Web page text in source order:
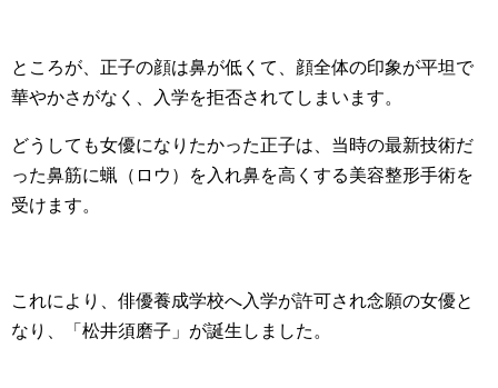
ところが、正子の顔は鼻が低くて、顔全体の印象が平坦で
華やかさがなく、入学を拒否されてしまいます。
どうしても女優になりたかった正子は、当時の最新技術だ
った鼻筋に蝋（ロウ）を入れ鼻を高くする美容整形手術を
受けます。
これにより、俳優養成学校へ入学が許可され念願の女優と
なり、「松井須磨子」が誕生しました。